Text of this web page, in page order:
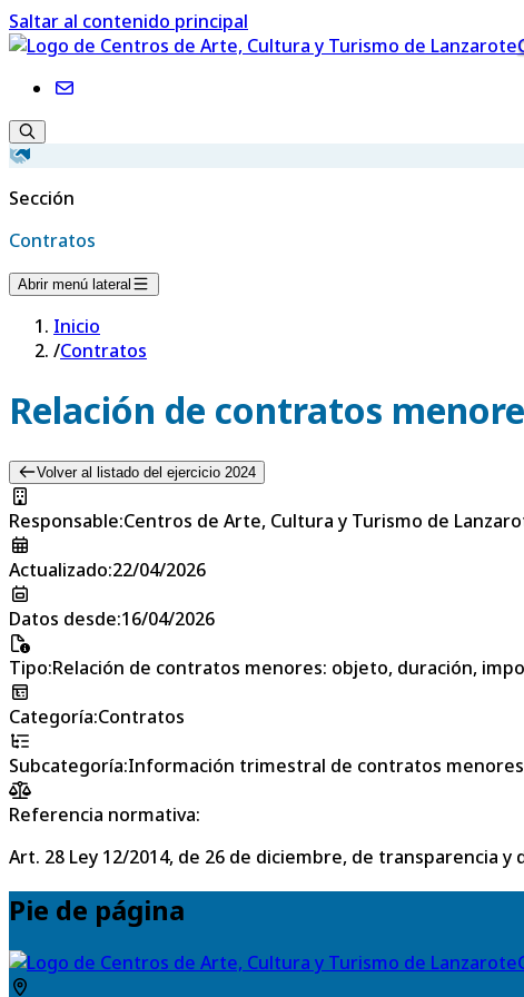
Saltar al contenido principal
Sección
Contratos
Abrir menú lateral
Inicio
/Contratos
Relación de contratos
Volver al listado del ejercicio 2024
Responsable:Centros de Arte, Cultura y Turismo de
Actualizado:22/04/2026
Datos desde:16/04/2026
Tipo:Relación de contratos menores: objeto, duración,
Categoría:Contratos
Subcategoría:Información trimestral de contratos menores
Referencia normativa:
Art. 28 Ley 12/2014, de 26 de diciembre, de transparencia y
Pie de página